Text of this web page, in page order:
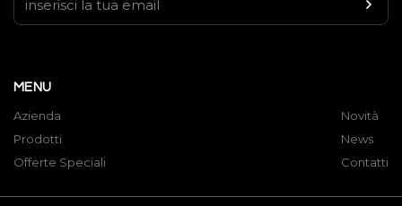
MENU
Azienda
Prodotti
Offerte Speciali
Novità
News
Contatti